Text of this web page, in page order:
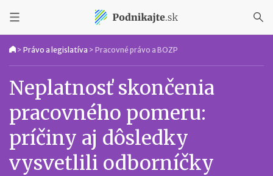
> Právo a legislatíva > Pracovné právo a BOZP
Neplatnosť skončenia
pracovného pomeru:
príčiny aj dôsledky
vysvetlili odborníčky